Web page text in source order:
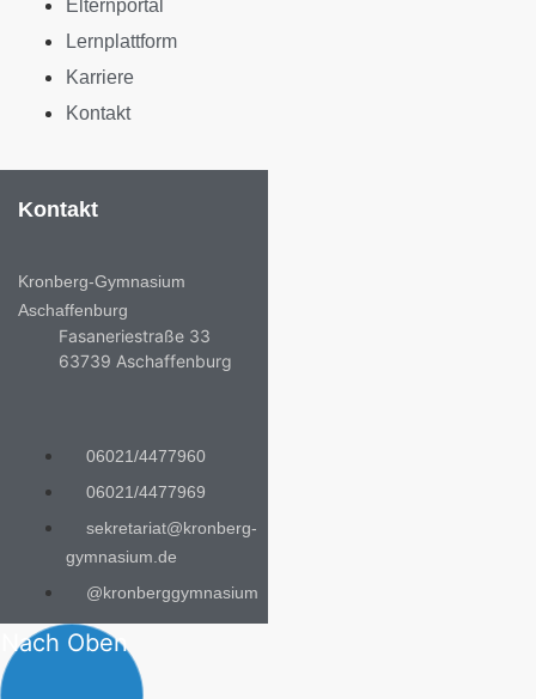
Elternportal
Lernplattform
Karriere
Kontakt
Kontakt
Kronberg-Gymnasium
Aschaffenburg
Fasaneriestraße 33
63739 Aschaffenburg
06021/4477960
06021/4477969
sekretariat@kronberg-
gymnasium.de
@kronberggymnasium
Nach Oben